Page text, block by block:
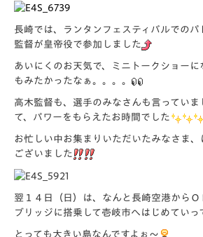
長崎では、ランタンフェスティバルでのパ
監督が皇帝役で参加しました
あいにくのお天気で、ミニトークショーに
もみたかったなぁ。。。。
高木監督も、選手のみなさんも言っていま
て、パワーをもらえたお時間でした
お忙しい中お集まりいただいたみなさま、
ございました
翌１４日（日）は、なんと長崎空港から
ブリッジに搭乗して壱岐市へはじめていっ
とっても大きい島なんですよぉ～